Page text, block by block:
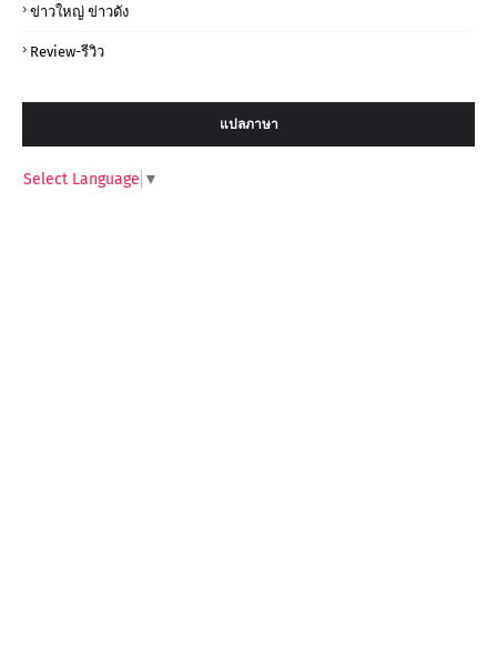
ข่าวใหญ่ ข่าวดัง
Review-รีวิว
แปลภาษา
Select Language ▼